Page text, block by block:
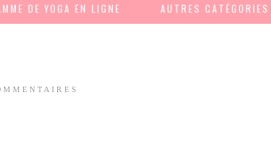
DE YOGA EN LIGNE AUTRES CATÉGORIES